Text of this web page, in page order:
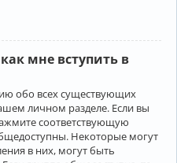
мне вступить в
обо всех существующих
личном разделе. Если вы
соответствующую
Некоторые могут
в них, могут быть